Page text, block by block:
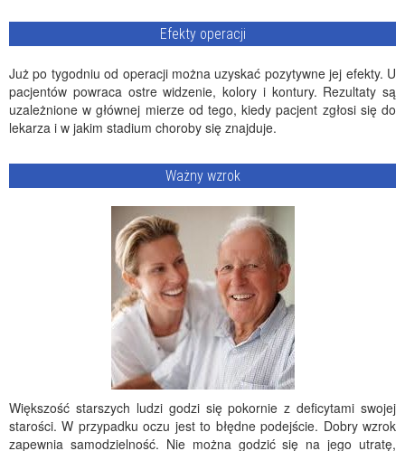
Efekty operacji
Już po tygodniu od operacji można uzyskać pozytywne jej efekty. U
pacjentów powraca ostre widzenie, kolory i kontury. Rezultaty są
uzależnione w głównej mierze od tego, kiedy pacjent zgłosi się do
lekarza i w jakim stadium choroby się znajduje.
Ważny wzrok
Większość starszych ludzi godzi się pokornie z deficytami swojej
starości. W przypadku oczu jest to błędne podejście. Dobry wzrok
zapewnia samodzielność. Nie można godzić się na jego utratę,